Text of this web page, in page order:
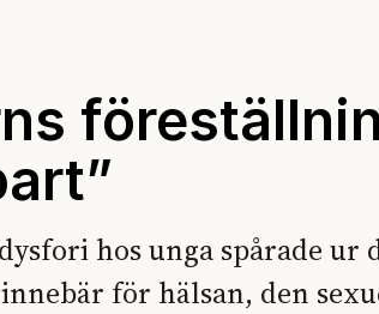
hos unga spårade
för hälsan, den